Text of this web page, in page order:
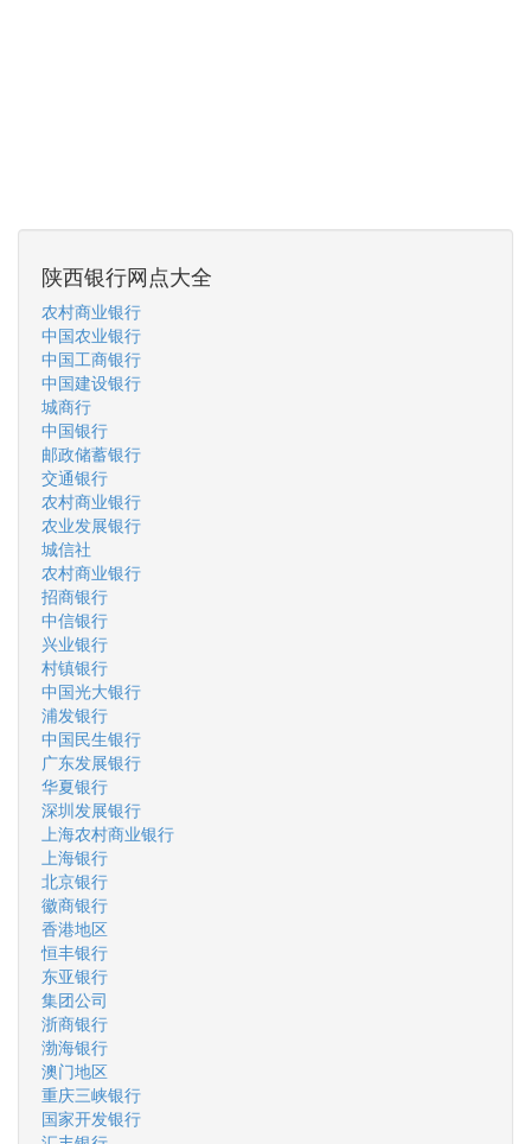
陕西银行网点大全
农村商业银行
中国农业银行
中国工商银行
中国建设银行
城商行
中国银行
邮政储蓄银行
交通银行
农村商业银行
农业发展银行
城信社
农村商业银行
招商银行
中信银行
兴业银行
村镇银行
中国光大银行
浦发银行
中国民生银行
广东发展银行
华夏银行
深圳发展银行
上海农村商业银行
上海银行
北京银行
徽商银行
香港地区
恒丰银行
东亚银行
集团公司
浙商银行
渤海银行
澳门地区
重庆三峡银行
国家开发银行